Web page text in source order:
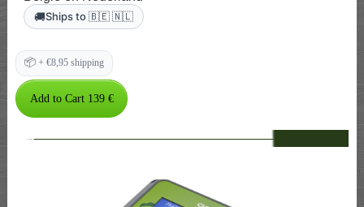
🚚Ships to 🇧🇪 🇳🇱
📦 + €8,95 shipping
--